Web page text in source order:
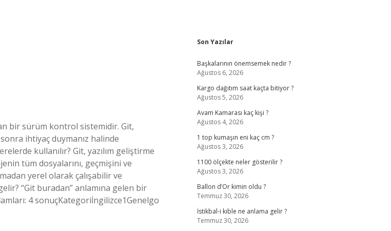
bir sürüm kontrol sistemidir. Git,
ihtiyaç duymanız halinde
kullanılır? Git, yazılım geliştirme
tüm dosyalarını, geçmişini ve
yerel olarak çalışabilir ve
“Git buradan” anlamına gelen bir
4 sonuçKategoriİngilizce1Genelgo
Sidebar
Son Yazılar
Başkalarının önemsemek nedir ?
Ağustos 6, 2026
Kargo dağıtım saat kaçta bitiyor ?
Ağustos 5, 2026
Avam Kamarası kaç kişi ?
Ağustos 4, 2026
1 top kumaşın eni kaç cm ?
Ağustos 3, 2026
1100 ölçekte neler gösterilir ?
Ağustos 3, 2026
Ballon d’Or kimin oldu ?
Temmuz 30, 2026
İstikbal-i kıble ne anlama gelir ?
Temmuz 30, 2026